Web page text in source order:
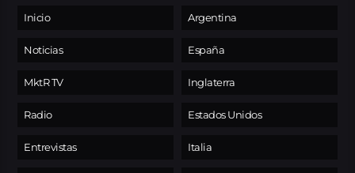
Inicio
Noticias
MktR TV
Radio
Entrevistas
Argentina
España
Inglaterra
Estados Unidos
Italia